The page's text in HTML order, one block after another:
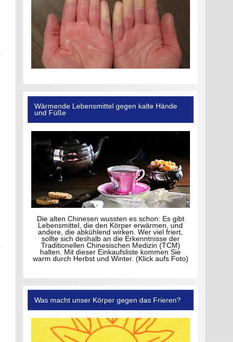
Wärmende Lebensmittel gegen kalte Hände
und Füße
Die alten Chinesen wussten es schon: Es gibt
Lebensmittel, die den Körper erwärmen, und
andere, die abkühlend wirken. Wer viel friert,
sollte sich deshalb an die Erkenntnisse der
Traditionellen Chinesischen Medizin (TCM)
halten. Mit dieser Einkaufsliste kommen Sie
warm durch Herbst und Winter. (Klick aufs Foto)
Was macht unser Körper gegen das Frieren?